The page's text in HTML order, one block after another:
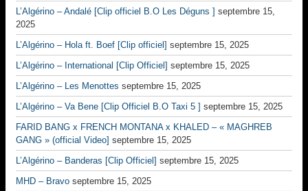
L’Algérino – Andalé [Clip officiel B.O Les Déguns ] septembre 15,
2025
L’Algérino – Hola ft. Boef [Clip officiel] septembre 15, 2025
L’Algérino – International [Clip Officiel] septembre 15, 2025
L’Algérino – Les Menottes septembre 15, 2025
L’Algérino – Va Bene [Clip Officiel B.O Taxi 5 ] septembre 15, 2025
FARID BANG x FRENCH MONTANA x KHALED – « MAGHREB
GANG » (official Video] septembre 15, 2025
L’Algérino – Banderas [Clip Officiel] septembre 15, 2025
MHD – Bravo septembre 15, 2025